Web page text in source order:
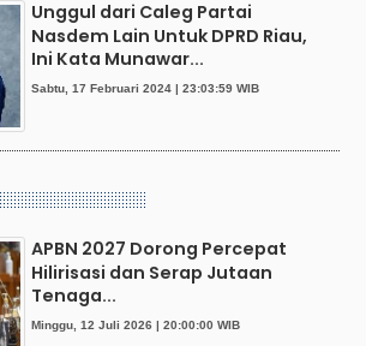
Unggul dari Caleg Partai
Nasdem Lain Untuk DPRD Riau,
Ini Kata Munawar...
Sabtu, 17 Februari 2024 | 23:03:59 WIB
APBN 2027 Dorong Percepat
Hilirisasi dan Serap Jutaan
Tenaga...
Minggu, 12 Juli 2026 | 20:00:00 WIB